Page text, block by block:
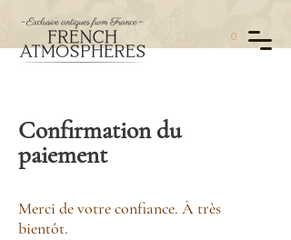
0
Confirmation du
paiement
Merci de votre confiance. À très
bientôt.